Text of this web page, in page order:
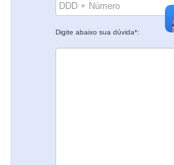
Digite abaixo sua dúvida*: